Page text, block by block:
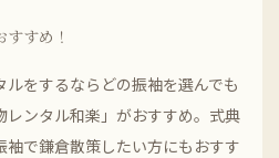
すめ！
をするならどの振袖を選んでも
ンタル和楽」がおすすめ。式典
で鎌倉散策したい方にもおすす